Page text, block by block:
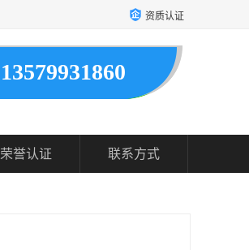
资质认证
13579931860
荣誉认证 联系方式